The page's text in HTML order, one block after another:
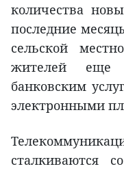
количества
последние
сельской
жителей
банковским
электронными
сталкиваются